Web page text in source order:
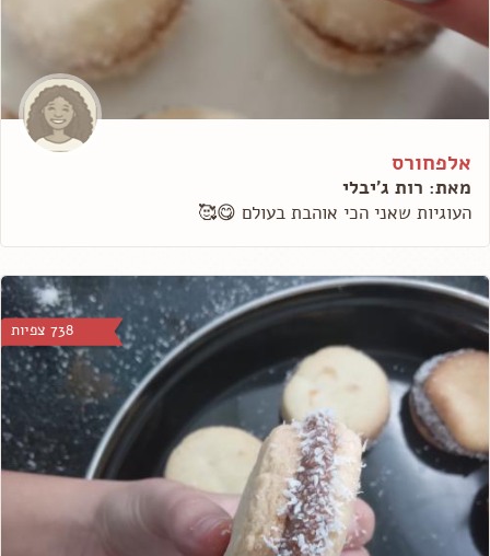
אלפחורס
מאת: רות ג'יבלי
העוגיות שאני הכי אוהבת בעולם 😋🥰
738 צפיות